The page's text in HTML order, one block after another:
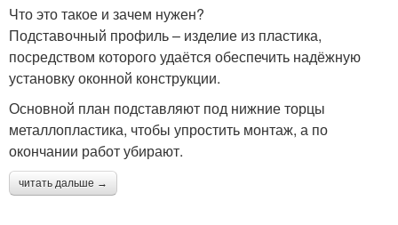
Что это такое и зачем нужен?
Подставочный профиль – изделие из пластика,
посредством которого удаётся обеспечить надёжную
установку оконной конструкции.
Основной план подставляют под нижние торцы
металлопластика, чтобы упростить монтаж, а по
окончании работ убирают.
читать дальше →